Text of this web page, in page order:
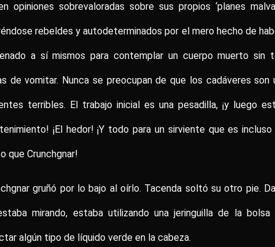
opiniones sobrevaloradas sobre sus propios ‘planes
rebeldes y autodeterminados por el mero hecho de
a sí mismos para contemplar un cuerpo muerto sin
de vomitar. Nunca se preocupan de que los cadáveres son
terribles. El trabajo inicial es una pesadilla, ¡y luego
¡El hedor! ¡Y todo para un sirviente que es incluso
que Crunchgnar!
gruñó por lo bajo al oírlo. Tacenda soltó su otro pie.
mirando, estaba utilizando una jeringuilla de la bolsa
algún tipo de líquido verde en la cabeza.